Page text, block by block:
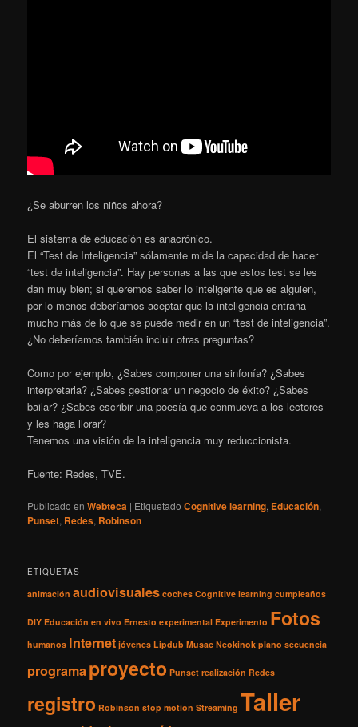
¿Se aburren los niños ahora?
El sistema de educación es anacrónico.
El “Test de Inteligencia” sólamente mide la capacidad de hacer
“test de inteligencia”. Hay personas a las que estos test se les
dan muy bien; si queremos saber lo inteligente que es alguien,
por lo menos deberíamos aceptar que la inteligencia entraña
mucho más de lo que se puede medir en un “test de inteligencia”.
¿No deberíamos también incluir otras preguntas?
Como por ejemplo, ¿Sabes componer una sinfonía? ¿Sabes
interpretarla? ¿Sabes gestionar un negocio de éxito? ¿Sabes
bailar? ¿Sabes escribir una poesía que conmueva a los lectores
y les haga llorar?
Tenemos una visión de la inteligencia muy reduccionista.
Fuente: Redes, TVE.
Publicado en Webteca | Etiquetado Cognitive learning, Educación,
Punset, Redes, Robinson
ETIQUETAS
animación audiovisuales coches Cognitive learning cumpleaños
DIY Educación en vivo Ernesto experimental Experimento Fotos
humanos Internet jóvenes Lipdub Musac Neokinok plano secuencia
programaproyecto Punset realización Redes
registro Robinson stop motion Streaming Taller